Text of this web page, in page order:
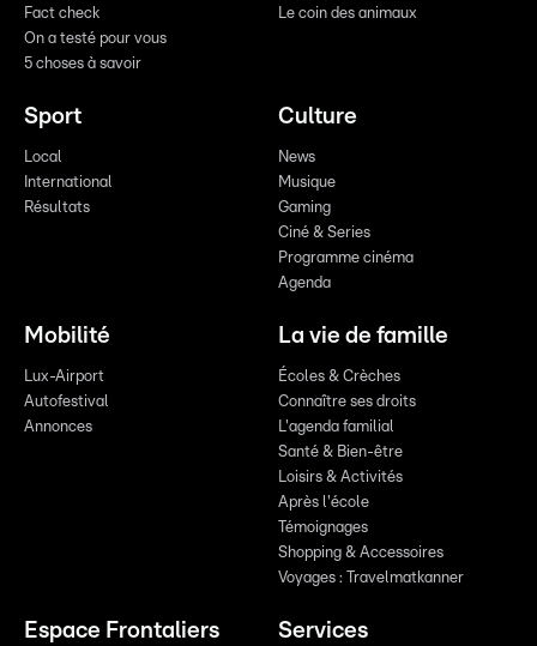
Fact check
On a testé pour vous
5 choses à savoir
Le coin des animaux
Sport
Local
International
Résultats
Culture
News
Musique
Gaming
Ciné & Series
Programme cinéma
Agenda
Mobilité
Lux-Airport
Autofestival
Annonces
La vie de famille
Écoles & Crèches
Connaître ses droits
L'agenda familial
Santé & Bien-être
Loisirs & Activités
Après l'école
Témoignages
Shopping & Accessoires
Voyages : Travelmatkanner
Espace Frontaliers Services